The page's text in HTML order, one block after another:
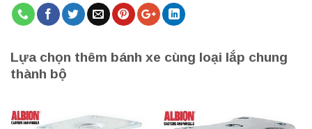
Lựa chọn thêm bánh xe cùng loại lắp chung
thành bộ